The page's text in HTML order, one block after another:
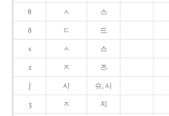
θ ㅅ 스
ð ㄷ 드
s ㅅ 스
z ㅈ 즈
ʃ 시 슈, 시
ʒ ㅈ 지